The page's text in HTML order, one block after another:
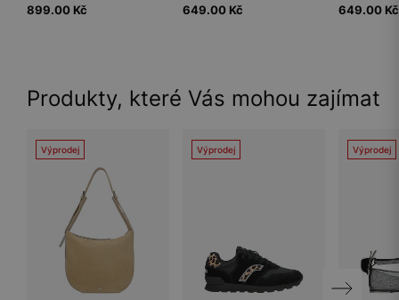
899.00 Kč
649.00 Kč
649.00 Kč
Produkty, které Vás mohou zajímat
Výprodej Výprodej Výprodej